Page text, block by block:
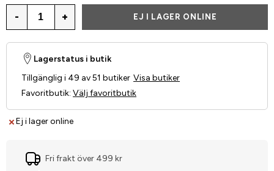
- + EJ I LAGER ONLINE
Ej i lager online
Lagerstatus i butik
Tillgänglig i 49 av 51 butiker Visa butiker
Favoritbutik: Välj favoritbutik
Fri frakt över 499 kr